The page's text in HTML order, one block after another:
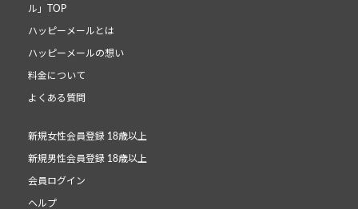
ル」TOP
ハッピーメールとは
ハッピーメールの想い
料金について
よくある質問
新規女性会員登録 18歳以上
新規男性会員登録 18歳以上
会員ログイン
ヘルプ